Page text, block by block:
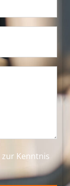
zur Kenntnis